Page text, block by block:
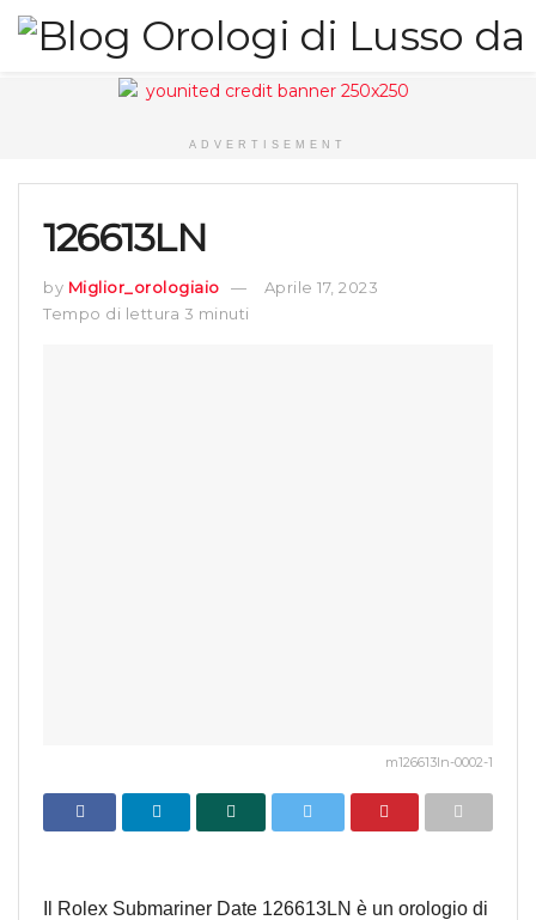
ADVERTISEMENT
126613LN
by Miglior_orologiaio
Aprile 17, 2023
Tempo di lettura 3 minuti
m126613ln-0002-1
Il Rolex Submariner Date 126613LN è un orologio di